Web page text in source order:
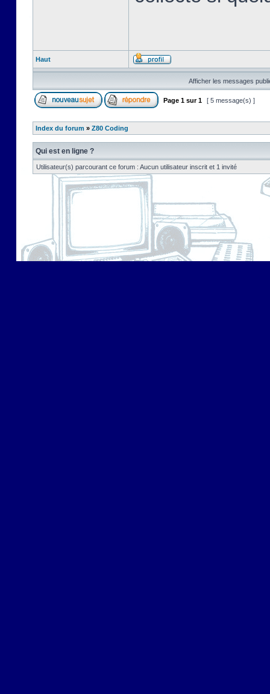
Haut
Afficher les messages
Page 1 sur1 [ 5 message(s) ]
Index du forum » Z80 Coding
Qui est en ligne ?
Utilisateur(s) parcourant ce forum : Aucun utilisateur inscrit et 1 invité